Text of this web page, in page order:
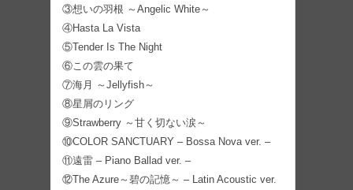
③想いの羽根 ～Angelic White～
④Hasta La Vista
⑤Tender Is The Night
⑥この雲の果て
⑦海月 ～Jellyfish～
⑧星屑のリング
⑨Strawberry ～甘く切ない涙～
⑩COLOR SANCTUARY – Bossa Nova ver. –
⑪遠雷 – Piano Ballad ver. –
⑫The Azure～碧の記憶～ – Latin Acoustic ver.